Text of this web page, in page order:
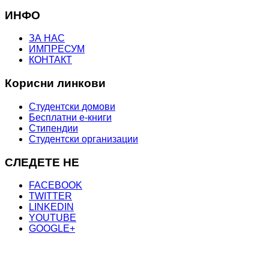
ИНФО
ЗА НАС
ИМПРЕСУМ
КОНТАКТ
Корисни линкови
Студентски домови
Бесплатни е-книги
Стипендии
Студентски организации
СЛЕДЕТЕ НЕ
FACEBOOK
TWITTER
LINKEDIN
YOUTUBE
GOOGLE+